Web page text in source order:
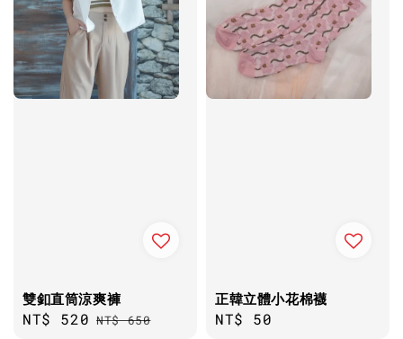
雙釦直筒涼爽褲
Sale
NT$ 520 Regular
NT$ 650
正韓立體小花棉襪
Regular
NT$ 50